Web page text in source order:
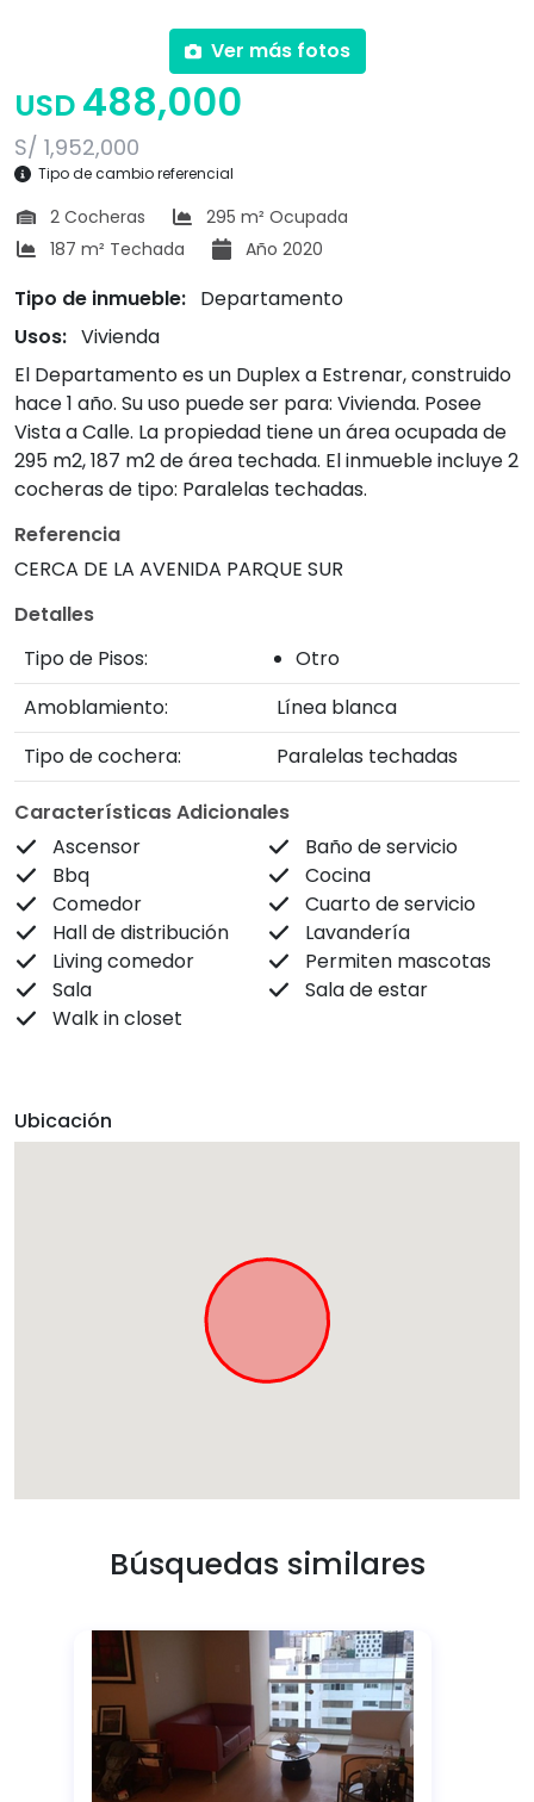
Ver más fotos
USD 488,000
S/ 1,952,000
Tipo de cambio referencial
2 Cocheras
295 m² Ocupada
187 m² Techada
Año 2020
Tipo de inmueble: Departamento
Usos: Vivienda
El Departamento es un Duplex a Estrenar, construido
hace 1 año. Su uso puede ser para: Vivienda. Posee
Vista a Calle. La propiedad tiene un área ocupada de
295 m2, 187 m2 de área techada. El inmueble incluye 2
cocheras de tipo: Paralelas techadas.
Referencia
CERCA DE LA AVENIDA PARQUE SUR
Detalles
Tipo de Pisos:
Otro
Amoblamiento:
Línea blanca
Tipo de cochera:
Paralelas techadas
Características Adicionales
Ascensor
Baño de servicio
Bbq
Cocina
Comedor
Cuarto de servicio
Hall de distribución
Lavandería
Living comedor
Permiten mascotas
Sala
Sala de estar
Walk in closet
Ubicación
Búsquedas similares